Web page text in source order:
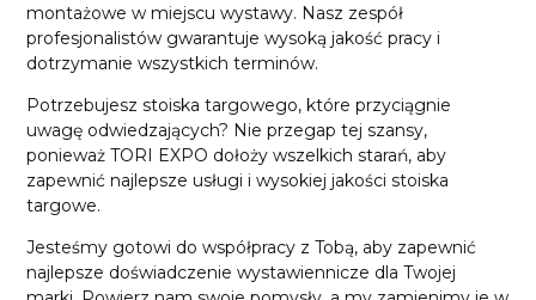
montażowe w miejscu wystawy. Nasz zespół
profesjonalistów gwarantuje wysoką jakość pracy i
dotrzymanie wszystkich terminów.
Potrzebujesz stoiska targowego, które przyciągnie
uwagę odwiedzających? Nie przegap tej szansy,
ponieważ TORI EXPO dołoży wszelkich starań, aby
zapewnić najlepsze usługi i wysokiej jakości stoiska
targowe.
Jesteśmy gotowi do współpracy z Tobą, aby zapewnić
najlepsze doświadczenie wystawiennicze dla Twojej